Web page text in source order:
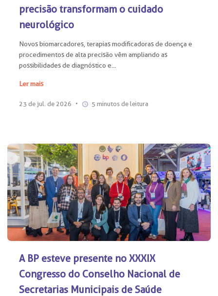
precisão transformam o cuidado
neurológico
Novos biomarcadores, terapias modificadoras de doença e
procedimentos de alta precisão vêm ampliando as
possibilidades de diagnóstico e...
Ler mais
23 de jul. de 2026 • 5 minutos de leitura
A BP esteve presente no XXXIX
Congresso do Conselho Nacional de
Secretarias Municipais de Saúde